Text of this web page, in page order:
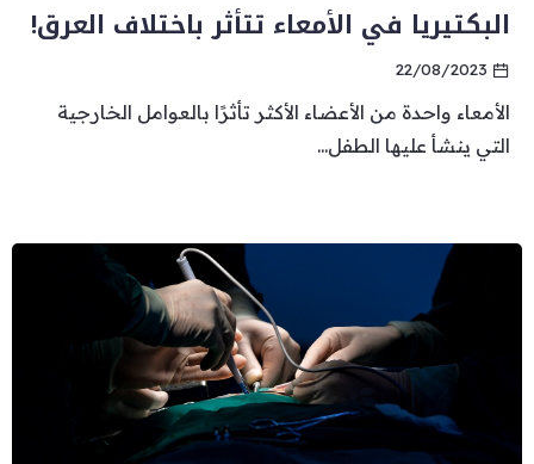
البكتيريا في الأمعاء تتأثر باختلاف العرق!
22/08/2023
الأمعاء واحدة من الأعضاء الأكثر تأثرًا بالعوامل الخارجية
التي ينشأ عليها الطفل...